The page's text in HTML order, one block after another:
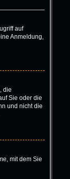
auf
Anmeldung,
die
Sie oder die
und nicht die
mit dem Sie